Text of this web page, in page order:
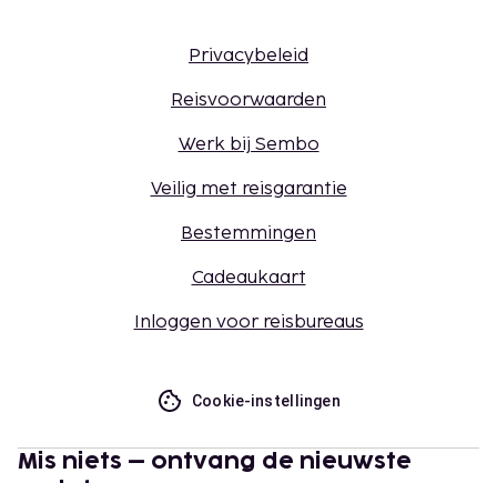
Privacybeleid
Reisvoorwaarden
Werk bij Sembo
Veilig met reisgarantie
Bestemmingen
Cadeaukaart
Inloggen voor reisbureaus
Cookie-instellingen
Mis niets – ontvang de nieuwste